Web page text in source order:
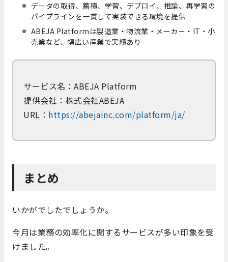
データの取得、蓄積、学習、デプロイ、推論、再学習の
パイプラインを一貫して実装できる環境を提供
ABEJA Platformは製造業・物流業・メーカー・IT・小
売業など、幅広い産業で実績あり
サービス名：ABEJA Platform
提供会社：株式会社ABEJA
URL： https://abejainc.com/platform/ja/
まとめ
いかがでしたでしょうか。
今月は業務の効率化に関するサービスが多い印象を受
けました。